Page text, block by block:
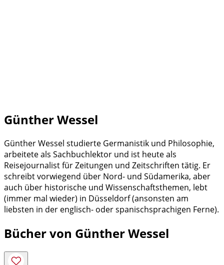
Günther Wessel
Günther Wessel studierte Germanistik und Philosophie,
arbeitete als Sachbuchlektor und ist heute als
Reisejournalist für Zeitungen und Zeitschriften tätig. Er
schreibt vorwiegend über Nord- und Südamerika, aber
auch über historische und Wissenschaftsthemen, lebt
(immer mal wieder) in Düsseldorf (ansonsten am
liebsten in der englisch- oder spanischsprachigen Ferne).
Bücher von Günther Wessel